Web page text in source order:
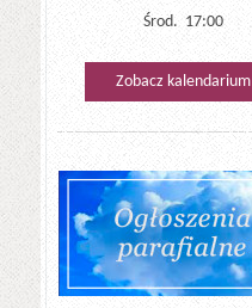
Środ. 17:00
Zobacz kalendarium